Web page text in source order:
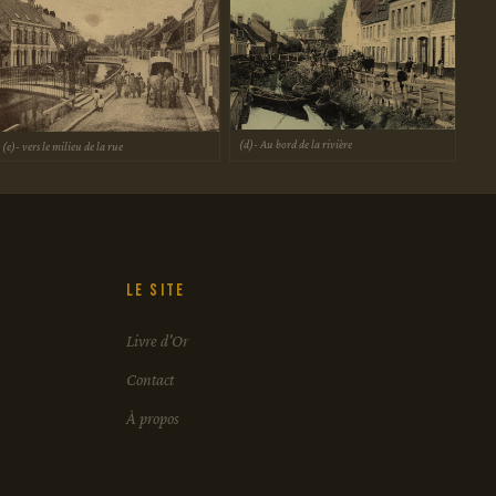
(e)- vers le milieu de la rue (d)- Au bord de la rivière
Le site
Livre d'Or
Contact
À propos